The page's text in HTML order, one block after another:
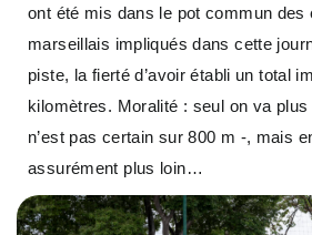
ont été mis dans le pot commun des
marseillais impliqués dans cette
piste, la fierté d’avoir établi un total
kilomètres. Moralité : seul on va
n’est pas certain sur 800 m -, mais
assurément plus loin…